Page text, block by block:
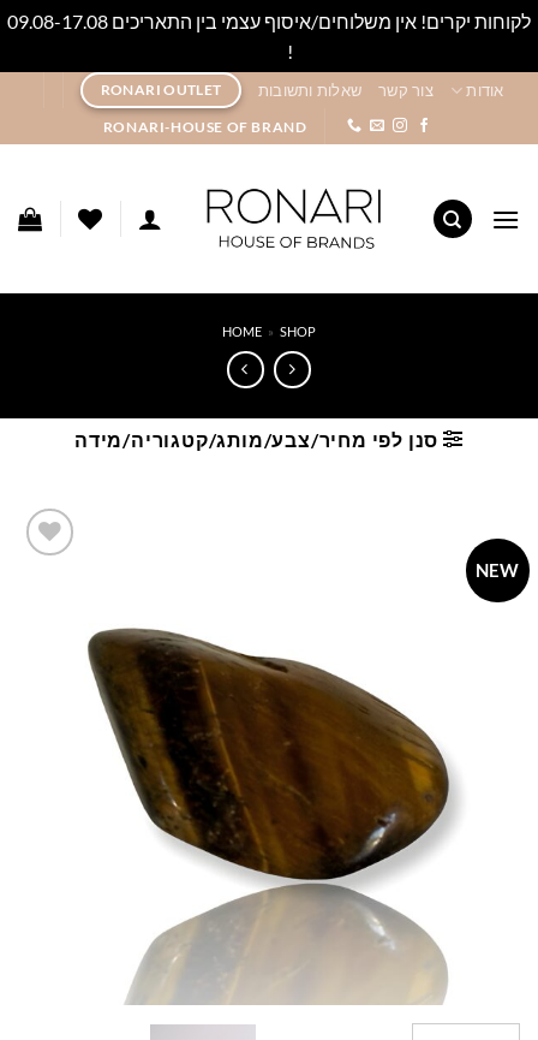
לקוחות יקרים! אין משלוחים/איסוף עצמי בין התאריכים 09.08-17.08
!
content
אודות צור קשר שאלות ותשובות RONARI OUTLET
RONARI-HOUSE OF BRAND
HOME » SHOP
סנן לפי מחיר/צבע/מותג/קטגוריה/מידה
NEW